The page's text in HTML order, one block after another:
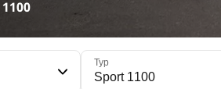
Typ
Sport 1100